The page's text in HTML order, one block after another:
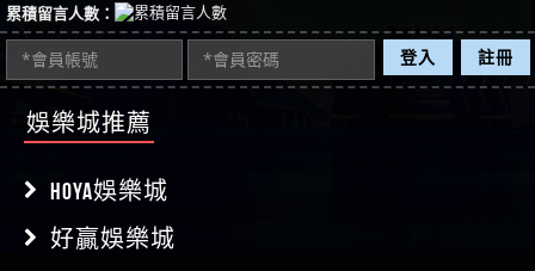
累積留言人數：
登入 註冊
娛樂城推薦
HOYA娛樂城
好贏娛樂城